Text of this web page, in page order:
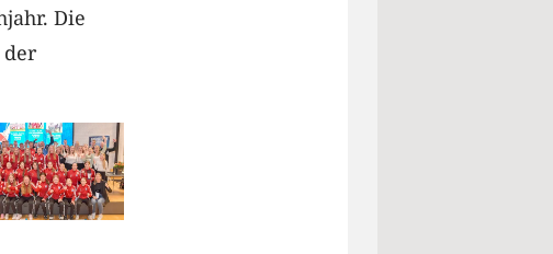
Die
der